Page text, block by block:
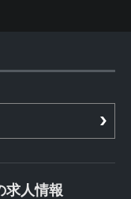
求人情報